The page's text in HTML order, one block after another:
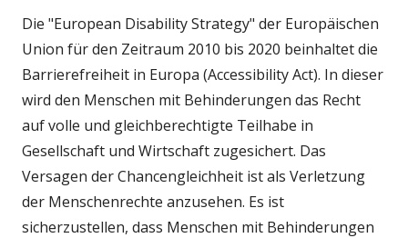
Die "European Disability Strategy" der Europäischen
Union für den Zeitraum 2010 bis 2020 beinhaltet die
Barrierefreiheit in Europa (Accessibility Act). In dieser
wird den Menschen mit Behinderungen das Recht
auf volle und gleichberechtigte Teilhabe in
Gesellschaft und Wirtschaft zugesichert. Das
Versagen der Chancengleichheit ist als Verletzung
der Menschenrechte anzusehen. Es ist
sicherzustellen, dass Menschen mit Behinderungen